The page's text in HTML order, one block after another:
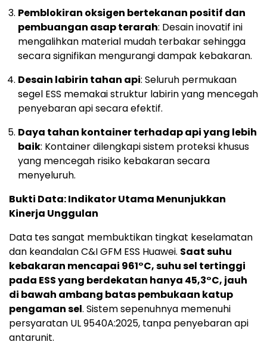
Pemblokiran oksigen bertekanan positif dan
pembuangan asap terarah: Desain inovatif ini
mengalihkan material mudah terbakar sehingga
secara signifikan mengurangi dampak kebakaran.
Desain labirin tahan api: Seluruh permukaan
segel ESS memakai struktur labirin yang mencegah
penyebaran api secara efektif.
Daya tahan kontainer terhadap api yang lebih
baik: Kontainer dilengkapi sistem proteksi khusus
yang mencegah risiko kebakaran secara
menyeluruh.
Bukti Data: Indikator Utama Menunjukkan
Kinerja Unggulan
Data tes sangat membuktikan tingkat keselamatan
dan keandalan C&I GFM ESS Huawei. Saat suhu
kebakaran mencapai 961°C, suhu sel tertinggi
pada ESS yang berdekatan hanya 45,3°C, jauh
di bawah ambang batas pembukaan katup
pengaman sel. Sistem sepenuhnya memenuhi
persyaratan UL 9540A:2025, tanpa penyebaran api
antarunit.